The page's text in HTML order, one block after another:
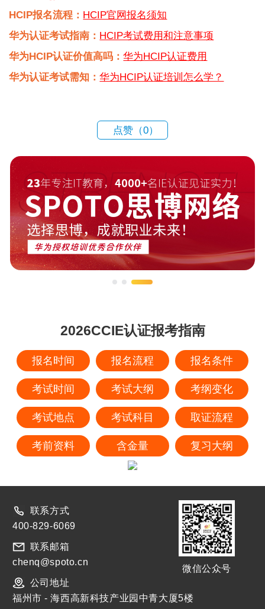
HCIP报名流程： HCIP官网报名须知
华为认证考试指南： HCIP考试费用和注意事项
华为HCIP认证价值高吗：华为HCIP认证费用
华为认证考试需知：华为HCIP认证培训怎么学？
点赞（0）
2026CCIE认证报考指南
报名时间 报名流程 报名条件
考试时间 考试大纲 考纲变化
考试地点 考试科目 取证流程
考前资料 含金量 复习大纲
联系方式
400-829-6069
联系邮箱
chenq@spoto.cn
公司地址
微信公众号
福州市 - 海西高新科技产业园中青大厦5楼